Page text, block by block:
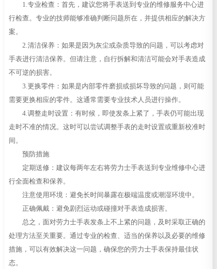
1.专业检查：首先，建议您将手表送到专业的维修服务中心进
行检查。专业的技师能够准确判断问题所在，并提供相应的解决方
案。
2.清洁保养：如果是因为灰尘或杂质导致的问题，可以考虑对
手表进行清洁保养。但请注意，自行拆解和清洁可能会对手表造成
不可逆的损害。
3.更换零件：如果是内部零件磨损或损坏导致的问题，则可能
需要更换相应的零件。这通常需要专业技术人员进行操作。
4.调整走时设置：有时候，即使发条上紧了，手表仍可能出现
走时不准的情况。这时可以尝试调整手表的走时设置或重新校准时
间。
预防措施
定期送修：建议每两年左右将劳力士手表送到专业维修中心进
行全面检查和保养。
注意使用环境：避免长时间暴露在极端温度或潮湿环境中。
正确佩戴：避免剧烈运动或碰撞对手表造成损害。
总之，面对劳力士手表发条上不上紧的问题，及时采取正确的
处理方法至关重要。通过专业的检查、适当的保养以及必要的维修
措施，可以有效解决这一问题，确保您的劳力士手表保持最佳状
态。